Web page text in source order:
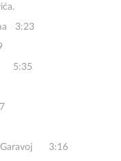
3:23
3:16